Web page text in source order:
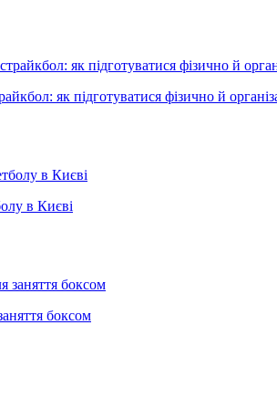
як підготуватися фізично й
в Києві
боксом